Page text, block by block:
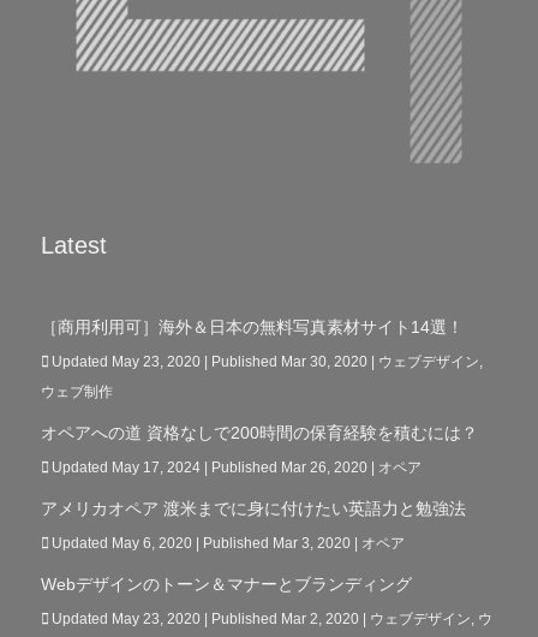
Latest
［商用利用可］海外＆日本の無料写真素材サイト14選！
Updated May 23, 2020 | Published Mar 30, 2020| ウェブデザイン,
ウェブ制作
オペアへの道 資格なしで200時間の保育経験を積むには？
Updated May 17, 2024 | Published Mar 26, 2020| オペア
アメリカオペア 渡米までに身に付けたい英語力と勉強法
Updated May 6, 2020 | Published Mar 3, 2020| オペア
Webデザインのトーン＆マナーとブランディング
Updated May 23, 2020 | Published Mar 2, 2020| ウェブデザイン, ウ